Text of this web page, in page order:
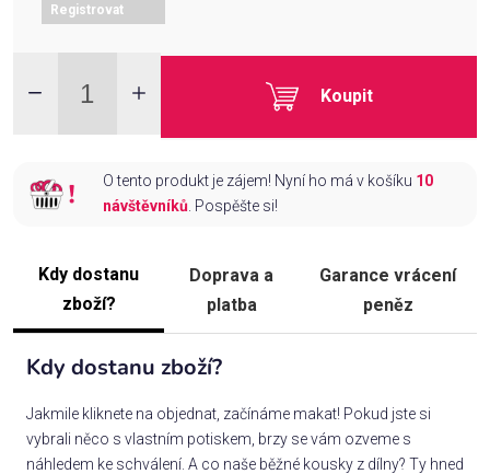
Registrovat
Koupit
O tento produkt je zájem! Nyní ho má v košíku 10
návštěvníků. Pospěšte si!
Kdy dostanu
zboží?
Doprava a
platba
Garance vrácení
peněz
Kdy dostanu zboží?
Jakmile kliknete na objednat, začínáme makat! Pokud jste si
vybrali něco s vlastním potiskem, brzy se vám ozveme s
náhledem ke schválení. A co naše běžné kousky z dílny? Ty hned